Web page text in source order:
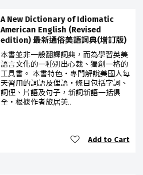
A New Dictionary of Idiomatic
American English (Revised
edition) 最新通俗美語詞典(增訂版)
本書並非一般翻譯詞典，而為學習英美
語言文化的一種別出心裁、獨創一格的
工具書。 ​本書特色‧專門解說美國人每
天習用的詞語及俚語‧條目包括字詞、
詞俚、片語及句子，新詞新語一括俱
全‧根據作者旅居美..
Add to Cart